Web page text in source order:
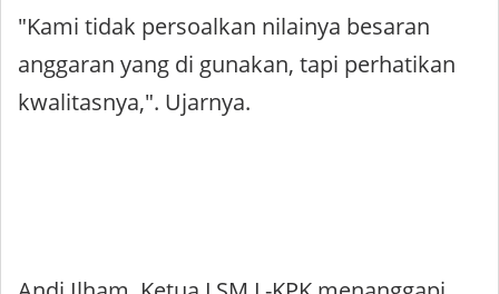
"Kami tidak persoalkan nilainya besaran
anggaran yang di gunakan, tapi perhatikan
kwalitasnya,". Ujarnya.